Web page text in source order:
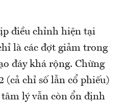
điều chỉnh hiện tại
là các đợt giảm trong
đáy khá rộng. Chừng
(cả chỉ số lẫn cổ phiếu)
lý vẫn còn ổn định